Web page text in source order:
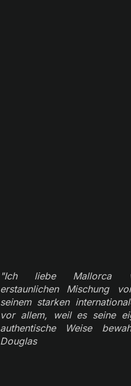
"Ich liebe Mallorca
erstaunlichen Mischung
seinem starken
vor allem, weil es seine
authentische Weise
Douglas